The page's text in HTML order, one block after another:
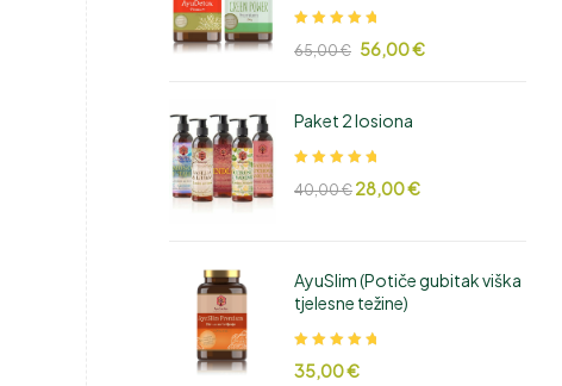
5.00od 5
65,00€ 56,00€
Paket 2 losiona
5.00od 5
40,00€28,00€
AyuSlim (Potiče gubitak viška
tjelesne težine)
5.00od 5
35,00€